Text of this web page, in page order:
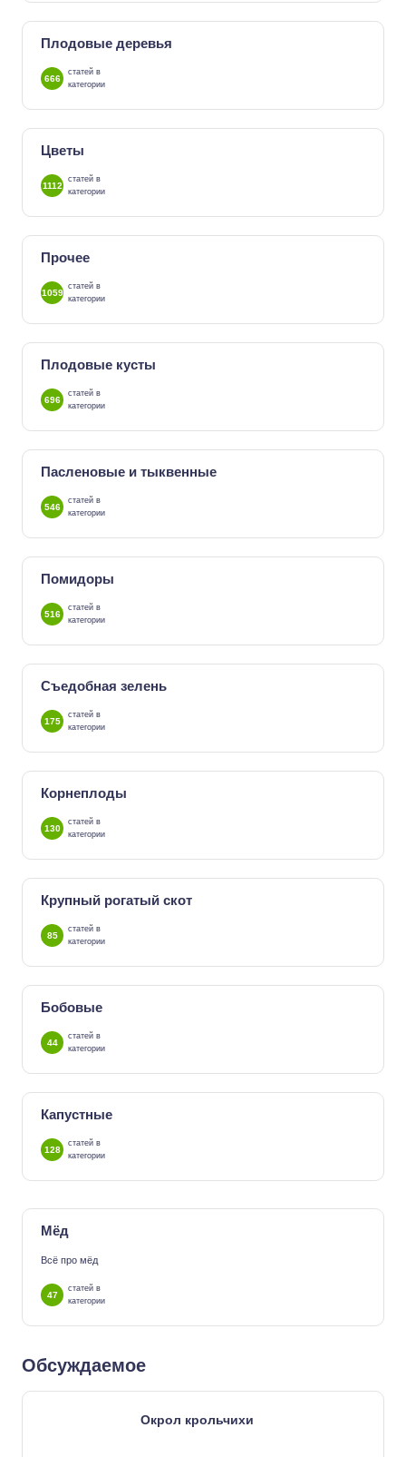
Плодовые деревья
666
статей в
категории
Цветы
1112
статей в
категории
Прочее
1059
статей в
категории
Плодовые кусты
696
статей в
категории
Пасленовые и тыквенные
546
статей в
категории
Помидоры
516
статей в
категории
Съедобная зелень
175
статей в
категории
Корнеплоды
130
статей в
категории
Крупный рогатый скот
85
статей в
категории
Бобовые
44
статей в
категории
Капустные
128
статей в
категории
Мёд
Всё про мёд
47
статей в
категории
Обсуждаемое
Окрол крольчихи